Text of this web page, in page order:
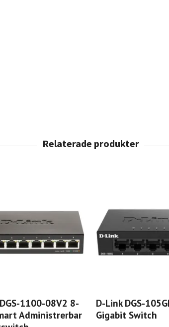
1100-08V2 8-
Administrerbar
D-Link DGS-
Gigabit Switch